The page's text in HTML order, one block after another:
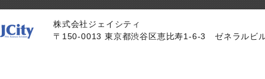
株式会社ジェイシティ
〒150-0013 東京都渋谷区恵比寿1-6-3
ゼネラルビ